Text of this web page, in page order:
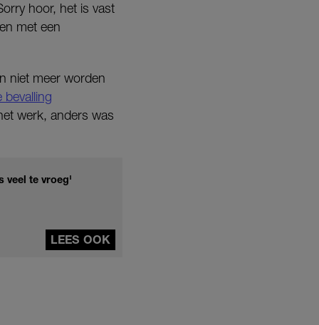
hoor, het is vast
met een
niet meer worden
bevalling
werk, anders was
veel te vroeg'
LEES OOK